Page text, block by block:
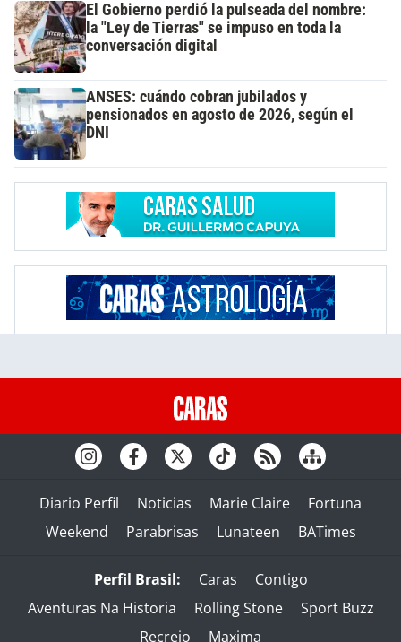
El Gobierno perdió la pulseada del nombre:
la "Ley de Tierras" se impuso en toda la
conversación digital
ANSES: cuándo cobran jubilados y
pensionados en agosto de 2026, según el
DNI
Diario Perfil Noticias Marie Claire
Fortuna
Weekend
Parabrisas Lunateen BATimes
Perfil Brasil: Caras
Contigo
Aventuras Na Historia
Rolling Stone
Sport Buzz
Recreio
Maxima